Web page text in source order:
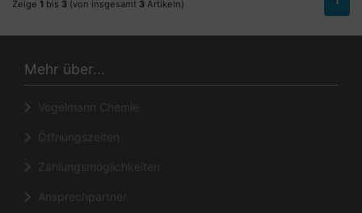
Zeige 1 bis 3 (von insgesamt 3 Artikeln)
Mehr über...
Vogelmann Chemie
Öffnungszeiten
Zahlungsmöglichkeiten
Ansprechpartner